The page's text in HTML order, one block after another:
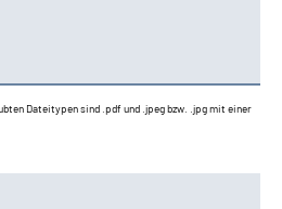
Dateitypen sind .pdf und .jpeg bzw. .jpg mit einer